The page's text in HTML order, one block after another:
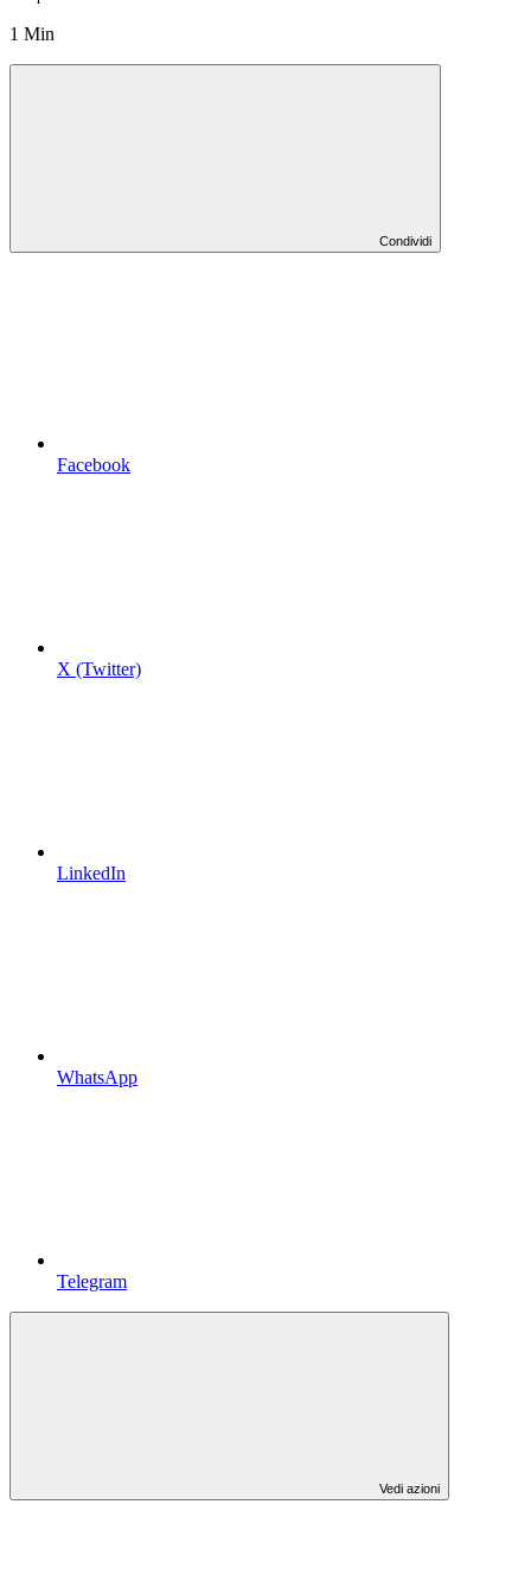
1 Min
Condividi
Facebook
X (Twitter)
LinkedIn
WhatsApp
Telegram
Vedi azioni